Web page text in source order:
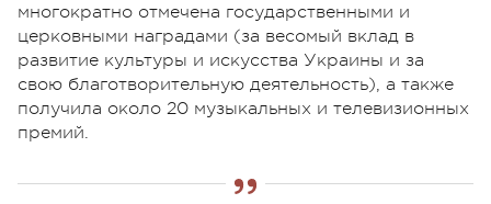
многократно отмечена государственными и
церковными наградами (за весомый вклад в
развитие культуры и искусства Украины и за
свою благотворительную деятельность), а также
получила около 20 музыкальных и телевизионных
премий.